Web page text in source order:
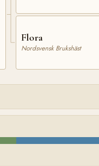
Flora
Nordsvensk Brukshäst